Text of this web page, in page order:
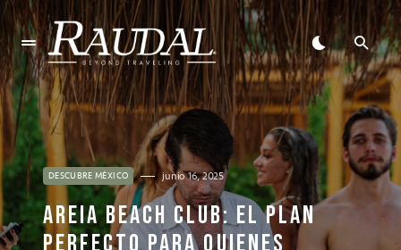
DESCUBRE MÉXICO junio 16, 2025
AREIA BEACH CLUB: EL PLAN